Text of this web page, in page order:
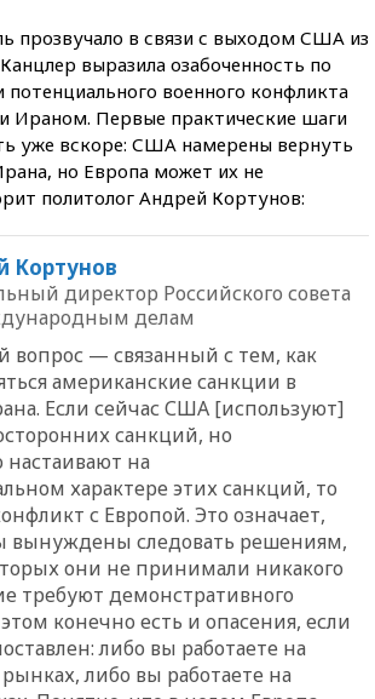
прозвучало в связи с выходом США из
выразила озабоченность по
потенциального военного конфликта
Ираном. Первые практические шаги
уже вскоре: США намерены вернуть
но Европа может их не
политолог Андрей Кортунов:
Кортунов
директор Российского совета
делам
вопрос — связанный с тем, как
американские санкции в
Если сейчас США [используют]
санкций, но
на
характере этих санкций, то
с Европой. Это означает,
вынуждены следовать решениям,
они не принимали никакого
требуют демонстративного
конечно есть и опасения, если
либо вы работаете на
либо вы работаете на